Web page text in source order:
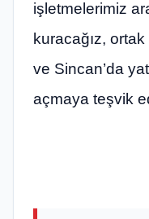
işletmelerimiz
kuracağız,
ve Sincan’da
açmaya teşvik